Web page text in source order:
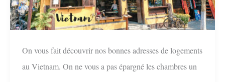
On vous fait découvrir nos bonnes adresses de logements
au Vietnam. On ne vous a pas épargné les chambres un